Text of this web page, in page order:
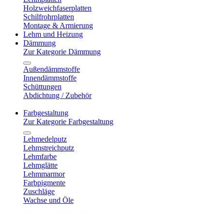
Holzweichfaserplatten
Schilfrohrplatten
Montage & Armierung
Lehm und Heizung
Dämmung
Zur Kategorie Dämmung
Außendämmstoffe
Innendämmstoffe
Schüttungen
Abdichtung / Zubehör
Farbgestaltung
Zur Kategorie Farbgestaltung
Lehmedelputz
Lehmstreichputz
Lehmfarbe
Lehmglätte
Lehmmarmor
Farbpigmente
Zuschläge
Wachse und Öle